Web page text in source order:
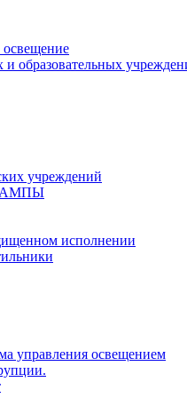
образовательных
учреждений
исполнении
управления освещением